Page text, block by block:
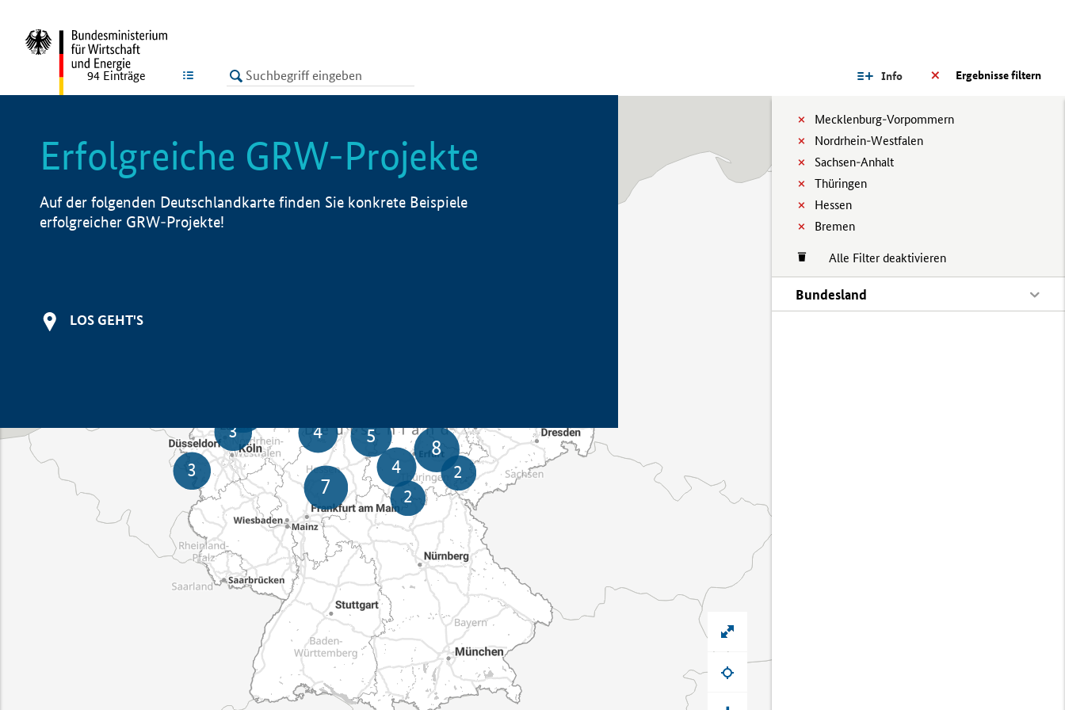
LISTE Ergebnisse filtern
Info
Mecklenburg-Vorpommern
Nordrhein-Westfalen
Sachsen-Anhalt
Thüringen
Hessen
Bremen
Alle Filter deaktivieren
Bundesland
94 Einträge
Erfolgreiche GRW-Projekte
Auf der folgenden Deutschlandkarte finden Sie konkrete Beispiele
erfolgreicher GRW-Projekte!
LOS GEHT'S